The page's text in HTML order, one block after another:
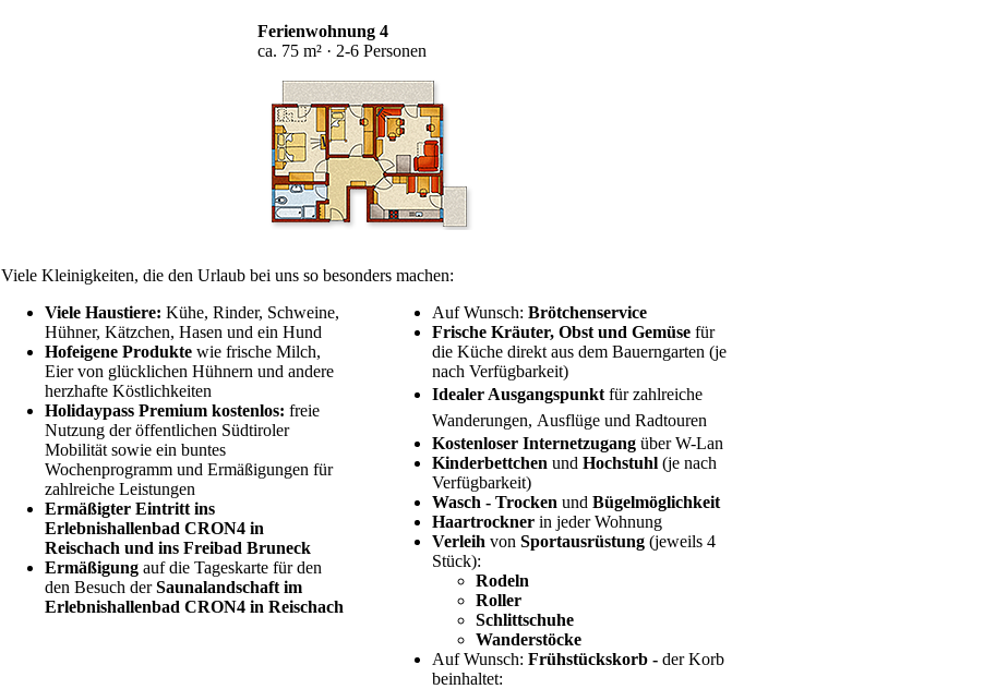
Ferienwohnung 4
ca. 75 m² · 2-6 Personen
Viele Kleinigkeiten, die den Urlaub bei uns so besonders machen:
Viele Haustiere: Kühe, Rinder, Schweine,
Hühner, Kätzchen, Hasen und ein Hund
Hofeigene Produkte wie frische Milch,
Eier von glücklichen Hühnern und andere
herzhafte Köstlichkeiten
Holidaypass Premium kostenlos: freie
Nutzung der öffentlichen Südtiroler
Mobilität sowie ein buntes
Wochenprogramm und Ermäßigungen für
zahlreiche Leistungen
Ermäßigter Eintritt ins
Erlebnishallenbad CRON4 in
Reischach und ins Freibad Bruneck
Ermäßigung auf die Tageskarte für den
den Besuch derSaunalandschaft im
Erlebnishallenbad CRON4 in Reischach
Auf Wunsch: Brötchenservice
Frische Kräuter, Obst und Gemüse für
die Küche direkt aus dem Bauerngarten (je
nach Verfügbarkeit)
Idealer Ausgangspunkt für zahlreiche
Wanderungen, Ausflüge und Radtouren
Kostenloser Internetzugang über W-Lan
Kinderbettchen und Hochstuhl (je nach
Verfügbarkeit)
Wasch - Trocken und Bügelmöglichkeit
Haartrockner in jeder Wohnung
Verleih von Sportausrüstung (jeweils 4
Stück):
Rodeln
Roller
Schlittschuhe
Wanderstöcke
Auf Wunsch: Frühstückskorb - der Korb
beinhaltet: